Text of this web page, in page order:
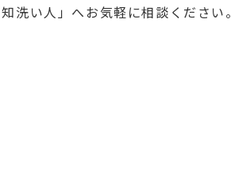
洗い人」へお気軽に相談ください。